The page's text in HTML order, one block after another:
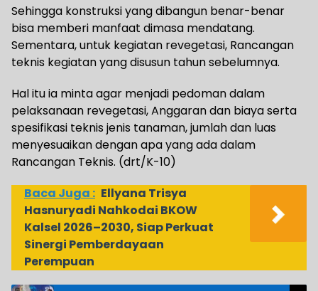
Sehingga konstruksi yang dibangun benar-benar
bisa memberi manfaat dimasa mendatang.
Sementara, untuk kegiatan revegetasi, Rancangan
teknis kegiatan yang disusun tahun sebelumnya.
Hal itu ia minta agar menjadi pedoman dalam
pelaksanaan revegetasi, Anggaran dan biaya serta
spesifikasi teknis jenis tanaman, jumlah dan luas
menyesuaikan dengan apa yang ada dalam
Rancangan Teknis. (drt/K-10)
Baca Juga : Ellyana Trisya
Hasnuryadi Nahkodai BKOW
Kalsel 2026–2030, Siap Perkuat
Sinergi Pemberdayaan
Perempuan